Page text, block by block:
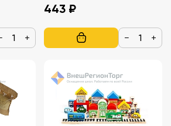
+
443 ₽
− +